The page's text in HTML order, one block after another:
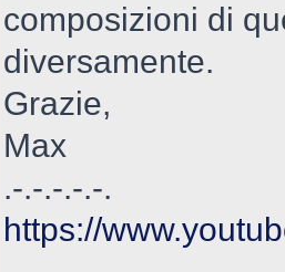
composizioni di
diversamente.
Grazie,
Max
.-.-.-.-.-.
https://